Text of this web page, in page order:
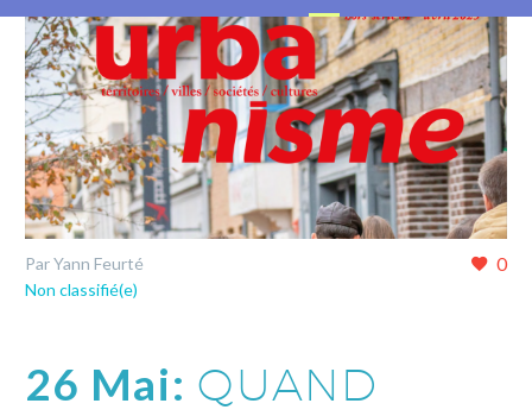
0
Par Yann Feurté
Non classifié(e)
26 Mai: QUAND